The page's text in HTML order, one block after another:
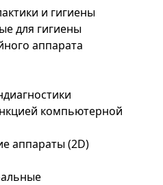
и гигиены
для гигиены
аппарата
компьютерной
аппараты (2D)